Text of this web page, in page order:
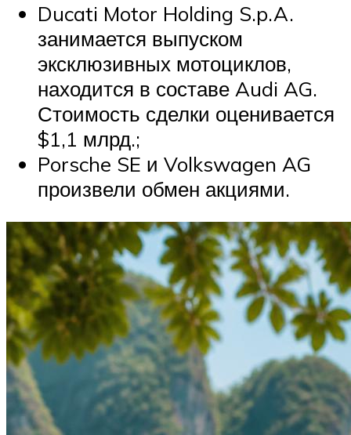
Ducati Motor Holding S.p.A.
занимается выпуском
эксклюзивных мотоциклов,
находится в составе Audi AG.
Стоимость сделки оценивается
$1,1 млрд.;
Porsche SE и Volkswagen AG
произвели обмен акциями.